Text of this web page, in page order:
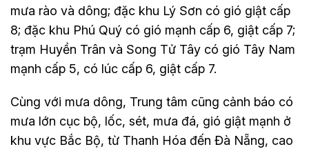
mưa rào và dông; đặc khu Lý Sơn có gió giật cấp
8; đặc khu Phú Quý có gió mạnh cấp 6, giật cấp 7;
trạm Huyền Trân và Song Tử Tây có gió Tây Nam
mạnh cấp 5, có lúc cấp 6, giật cấp 7.
Cùng với mưa dông, Trung tâm cũng cảnh báo có
mưa lớn cục bộ, lốc, sét, mưa đá, gió giật mạnh ở
khu vực Bắc Bộ, từ Thanh Hóa đến Đà Nẵng, cao